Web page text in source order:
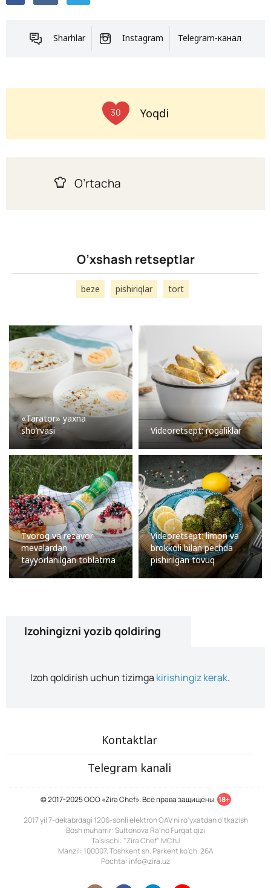
Sharhlar Instagram Telegram-канал
30 Yoqdi
O’rtacha
O’xshash retseptlar
beze pishiriqlar tort
«Tarator» yaxna
sho’rvasi
Videoretsept: rogaliklar
Tvorog va rezavor
mevalardan
tayyorlanilgan toblatma
Videoretsept: limon va
brokkoli bilan pechda
pishirilgan tovuq
Izohingizni yozib qoldiring
Izoh qoldirish uchun tizimga kirishingiz kerak.
Kontaktlar
Telegram kanali
© 2017-2025 ООО «Zira Chef». Все права защищены. 18+
2017 yil 7-dekabrdagi 1206-sonli elektron OAV ni ro'yxatdan o'tkazish
Bosh muharrir: Sultonova Ra’no Furqat qizi
Ta'sischi: "Zira Chef" MChJ
Manzil: 100007, Toshkent sh. Parkent ko'ch. 26A
Pochta: info@zira.uz